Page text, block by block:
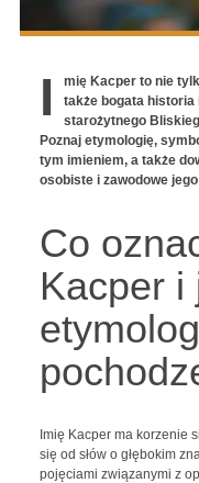
I
mię Kacper to nie
także bogata historia
starożytnego
Poznaj etymologię,
tym imieniem, a także
osobiste i zawodowe
Co
Kacper i
Imię Kacper ma korzenie
się od słów o głębokim
pojęciami związanymi z